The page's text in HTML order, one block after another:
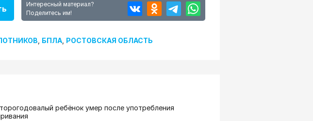
Интересный материал?
Поделитесь им!
БПЛА РОСТОВСКАЯ ОБЛАСТЬ
ребёнок умер после употребления